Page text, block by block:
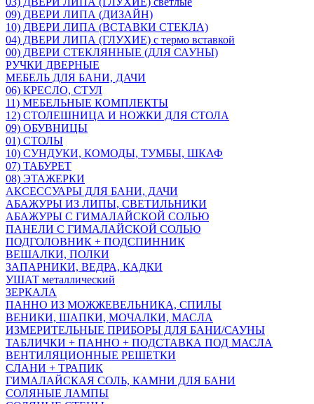
09) ДВЕРИ ЛИПА (ДИЗАЙН)
10) ДВЕРИ ЛИПА (ВСТАВКИ СТЕКЛА)
04) ДВЕРИ ЛИПА (ГЛУХИЕ) с термо вставкой
00) ДВЕРИ СТЕКЛЯННЫЕ (ДЛЯ САУНЫ)
РУЧКИ ДВЕРНЫЕ
МЕБЕЛЬ ДЛЯ БАНИ, ДАЧИ
06) КРЕСЛО, СТУЛ
11) МЕБЕЛЬНЫЕ КОМПЛЕКТЫ
12) СТОЛЕШНИЦА И НОЖКИ ДЛЯ СТОЛА
09) ОБУВНИЦЫ
01) СТОЛЫ
10) СУНДУКИ, КОМОДЫ, ТУМБЫ, ШКАФ
07) ТАБУРЕТ
08) ЭТАЖЕРКИ
АКСЕССУАРЫ ДЛЯ БАНИ, ДАЧИ
АБАЖУРЫ ИЗ ЛИПЫ, СВЕТИЛЬНИКИ
АБАЖУРЫ С ГИМАЛАЙСКОЙ СОЛЬЮ
ПАНЕЛИ С ГИМАЛАЙСКОЙ СОЛЬЮ
ПОДГОЛОВНИК + ПОДСПИННИК
ВЕШАЛКИ, ПОЛКИ
ЗАПАРНИКИ, ВЕДРА, КАДКИ
УШАТ металлический
ЗЕРКАЛА
ПАННО ИЗ МОЖЖЕВЕЛЬНИКА, СПИЛЫ
ВЕНИКИ, ШАПКИ, МОЧАЛКИ, МАСЛА
ИЗМЕРИТЕЛЬНЫЕ ПРИБОРЫ ДЛЯ БАНИ/САУНЫ
ТАБЛИЧКИ + ПАННО + ПОДСТАВКА ПОД МАСЛА
ВЕНТИЛЯЦИОННЫЕ РЕШЕТКИ
СЛАНИ + ТРАПИК
ГИМАЛАЙСКАЯ СОЛЬ, КАМНИ ДЛЯ БАНИ
СОЛЯНЫЕ ЛАМПЫ